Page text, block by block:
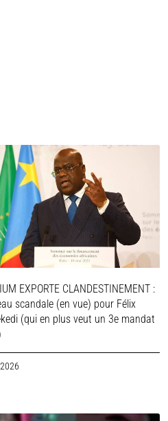
EXPORTE CLANDESTINEMENT :
scandale (en vue) pour Félix
(qui en plus veut un 3e mandat